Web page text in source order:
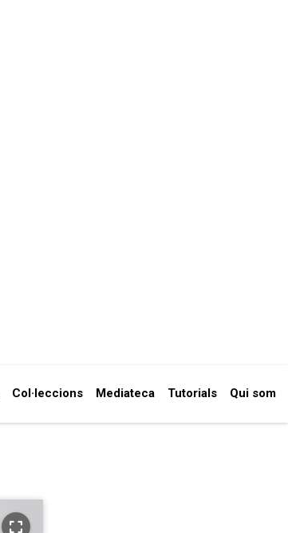
Col·leccions Mediateca Tutorials Qui som